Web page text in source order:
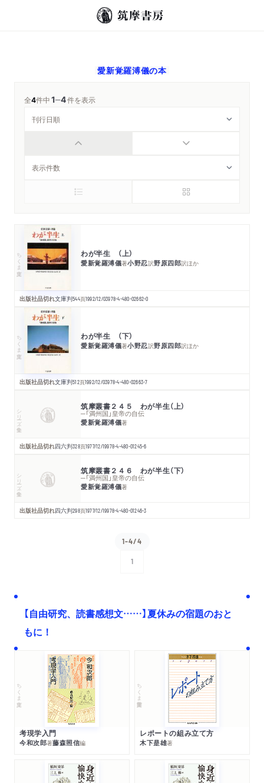
愛新覚羅溥儀の本
全4件中1─4件を表示
ちくま文庫 わが半生 （上）
愛新覚羅溥儀著小野忍訳野原四郎訳ほか
出版社品切れ文庫判544頁1992/12/03978-4-480-02662-0
ちくま文庫 わが半生 （下）
愛新覚羅溥儀著小野忍訳野原四郎訳ほか
出版社品切れ文庫判512頁1992/12/03978-4-480-02663-7
シリーズ・全集 筑摩叢書２４５ わが半生（上）
─「満州国」皇帝の自伝
愛新覚羅溥儀著
出版社品切れ四六判328頁1977/12/19978-4-480-01245-6
シリーズ・全集 筑摩叢書２４６ わが半生（下）
─「満州国」皇帝の自伝
愛新覚羅溥儀著
出版社品切れ四六判298頁1977/12/19978-4-480-01246-3
1-4/4
1
【自由研究、読書感想文……】夏休みの宿題のおと
もに！
ちくま文庫
考現学入門
今和次郎著藤森照信編
ちくま学芸文庫
レポートの組み立て方
木下是雄著